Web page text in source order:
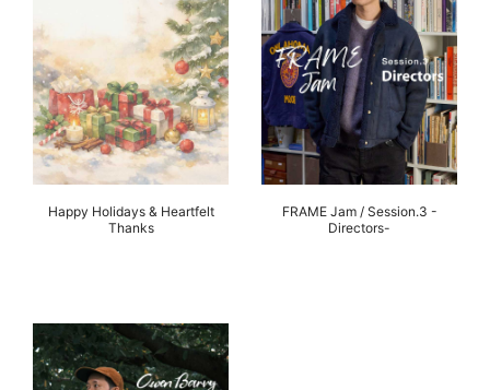
Happy Holidays & Heartfelt
Thanks
FRAME Jam / Session.3 -
Directors-